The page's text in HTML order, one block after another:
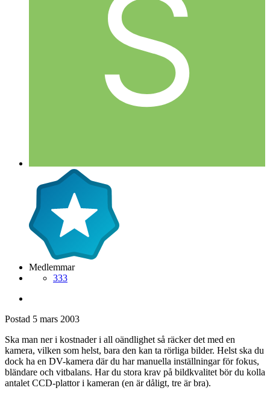
Medlemmar
333
Postad 5 mars 2003
Ska man ner i kostnader i all oändlighet så räcker det med en
kamera, vilken som helst, bara den kan ta rörliga bilder. Helst ska du
dock ha en DV-kamera där du har manuella inställningar för fokus,
bländare och vitbalans. Har du stora krav på bildkvalitet bör du kolla
antalet CCD-plattor i kameran (en är dåligt, tre är bra).